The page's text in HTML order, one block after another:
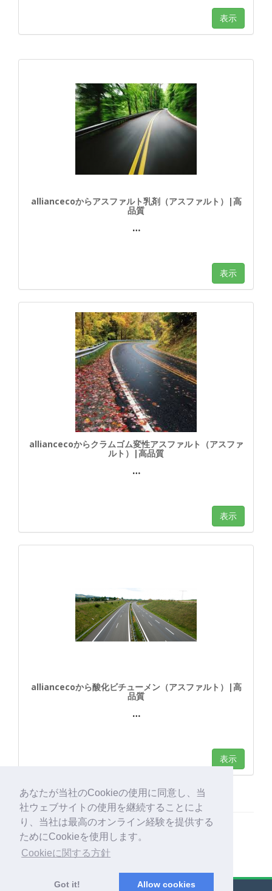
あなたが当社のCookieの使用に同意し、当
社ウェブサイトの使用を継続することによ
り、当社は最高のオンライン経験を提供する
ためにCookieを使用します。
Cookieに関する方針
Got it! Allow cookies
表示
alliancecoからアスファルト乳剤（アスファルト）|高
品質
…
表示
alliancecoからクラムゴム変性アスファルト（アスファ
ルト）|高品質
…
表示
alliancecoから酸化ビチューメン（アスファルト）|高
品質
…
表示